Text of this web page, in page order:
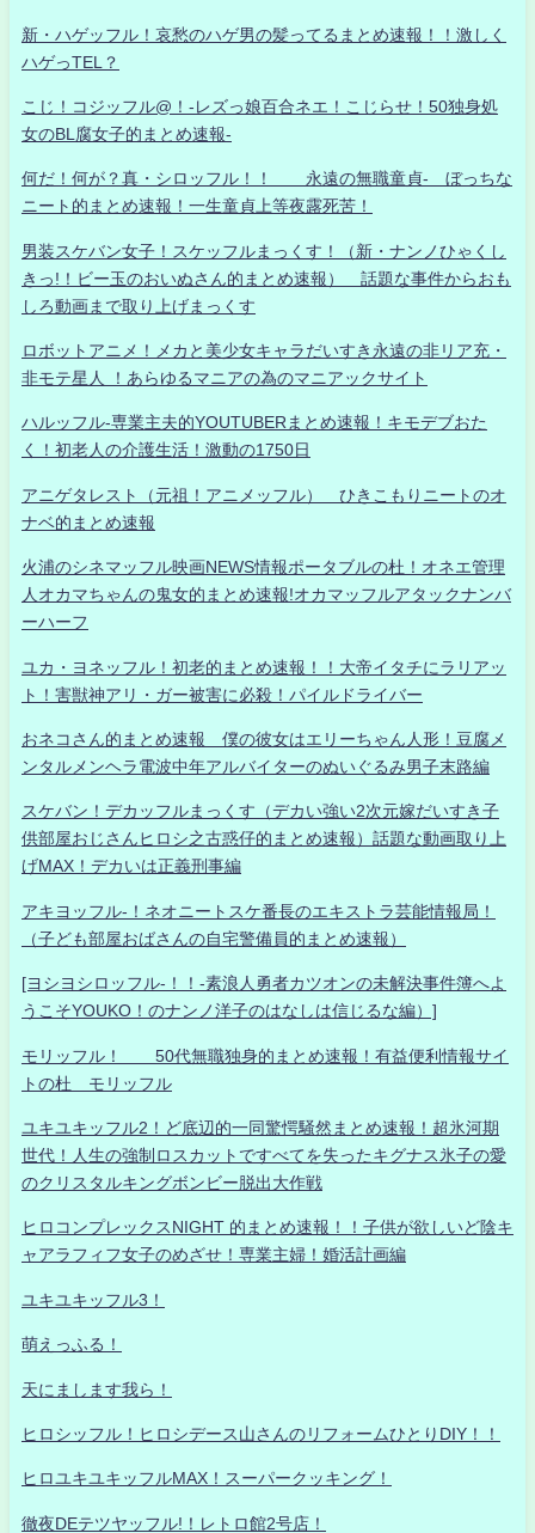
新・ハゲッフル！哀愁のハゲ男の髪ってるまとめ速報！！激しく
ハゲっTEL？
こじ！コジッフル@！-レズっ娘百合ネエ！こじらせ！50独身処
女のBL腐女子的まとめ速報-
何だ！何が？真・シロッフル！！ 永遠の無職童貞- ぼっちな
ニート的まとめ速報！一生童貞上等夜露死苦！
男装スケバン女子！スケッフルまっくす！（新・ナンノひゃくし
きっ!！ビー玉のおいぬさん的まとめ速報） 話題な事件からおも
しろ動画まで取り上げまっくす
ロボットアニメ！メカと美少女キャラだいすき永遠の非リア充・
非モテ星人 ！あらゆるマニアの為のマニアックサイト
ハルッフル-専業主夫的YOUTUBERまとめ速報！キモデブおた
く！初老人の介護生活！激動の1750日
アニゲタレスト（元祖！アニメッフル） ひきこもりニートのオ
ナベ的まとめ速報
火浦のシネマッフル映画NEWS情報ポータブルの杜！オネエ管理
人オカマちゃんの鬼女的まとめ速報!オカマッフルアタックナンバ
ーハーフ
ユカ・ヨネッフル！初老的まとめ速報！！大帝イタチにラリアッ
ト！害獣神アリ・ガー被害に必殺！パイルドライバー
おネコさん的まとめ速報 僕の彼女はエリーちゃん人形！豆腐メ
ンタルメンヘラ電波中年アルバイターのぬいぐるみ男子末路編
スケバン！デカッフルまっくす（デカい強い2次元嫁だいすき子
供部屋おじさんヒロシ之古惑仔的まとめ速報）話題な動画取り上
げMAX！デカいは正義刑事編
アキヨッフル-！ネオニートスケ番長のエキストラ芸能情報局！
（子ども部屋おばさんの自宅警備員的まとめ速報）
[ヨシヨシロッフル-！！-素浪人勇者カツオンの未解決事件簿へよ
うこそYOUKO！のナンノ洋子のはなしは信じるな編）]
モリッフル！ 50代無職独身的まとめ速報！有益便利情報サイ
トの杜 モリッフル
ユキユキッフル2！ど底辺的一同驚愕騒然まとめ速報！超氷河期
世代！人生の強制ロスカットですべてを失ったキグナス氷子の愛
のクリスタルキングボンビー脱出大作戦
ヒロコンプレックスNIGHT 的まとめ速報！！子供が欲しいど陰キ
ャアラフィフ女子のめざせ！専業主婦！婚活計画編
ユキユキッフル3！
萌えっふる！
天にまします我ら！
ヒロシッフル！ヒロシデース山さんのリフォームひとりDIY！！
ヒロユキユキッフルMAX！スーパークッキング！
徹夜DEテツヤッフル!！レトロ館2号店！